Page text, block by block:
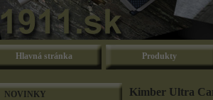
Hlavná stránka Produkty
NOVINKY Kimber Ultra